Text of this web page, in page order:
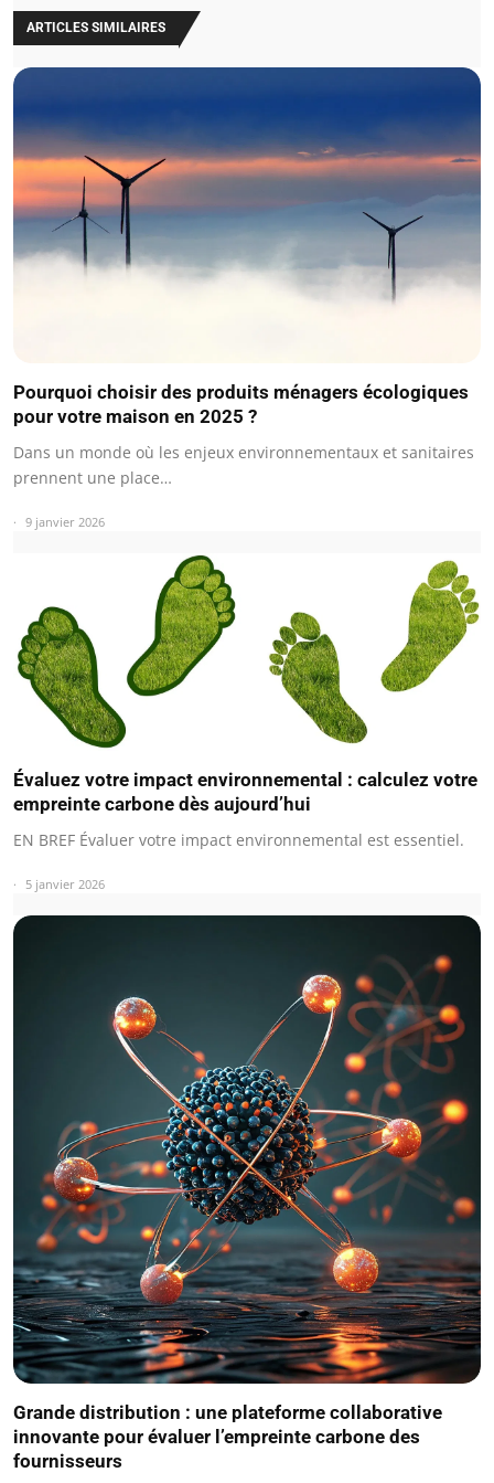
ARTICLES SIMILAIRES
Pourquoi choisir des produits ménagers écologiques
pour votre maison en 2025 ?
Dans un monde où les enjeux environnementaux et sanitaires
prennent une place…
9 janvier 2026
Évaluez votre impact environnemental : calculez votre
empreinte carbone dès aujourd’hui
EN BREF Évaluer votre impact environnemental est essentiel.
5 janvier 2026
Grande distribution : une plateforme collaborative
innovante pour évaluer l’empreinte carbone des
fournisseurs